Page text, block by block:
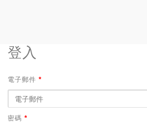
登入
電子郵件 *
密碼 *